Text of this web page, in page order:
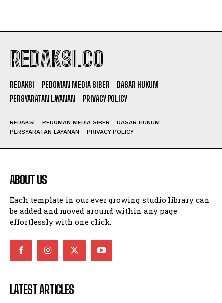
REDAKSI.CO
REDAKSI PEDOMAN MEDIA SIBER
DASAR HUKUM
PERSYARATAN LAYANAN
PRIVACY POLICY
REDAKSI PEDOMAN MEDIA SIBER
DASAR HUKUM
PERSYARATAN LAYANAN
PRIVACY POLICY
ABOUT US
Each template in our ever growing studio library can
be added and moved around within any page
effortlessly with one click.
LATEST ARTICLES